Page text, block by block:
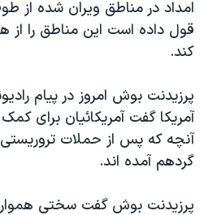
جهش
به
جستجو
ورزشی
گزیده‌ها
ویدیوها
فرهنگ و زندگی
حقوق شهروندی
علم و فناوری
جام جهانی ۲۰۲۶
عملیات خشم حماسی
بایگانی برنامه‌های تلویزیونی
مستندها
انتخابات ریاست جمهوری آمریکا ۲۰۲۴
رمز مهسا
فرکانس‌های صدای آمریکا
پخش رادیویی
دنبال کنید
امداد در مناطق ويران شده از
قول داده است اين مناطق را از
کند.
پرزيدنت بوش امروز در پيام
آمريکا گفت آمريکائيان برای
آنچه که پس از حملات تروريستی
گردهم آمده اند.
پرزيدنت بوش گفت سختی